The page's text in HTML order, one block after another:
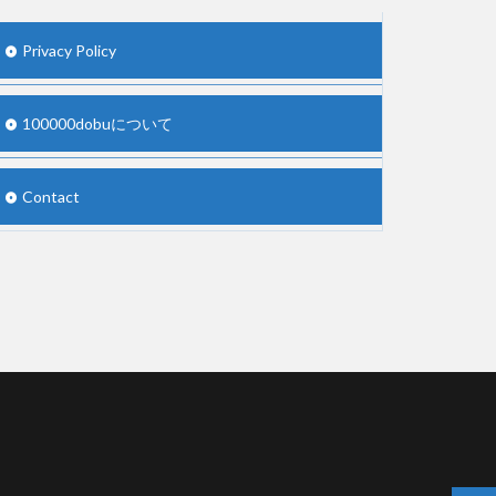
Privacy Policy
100000dobuについて
Contact